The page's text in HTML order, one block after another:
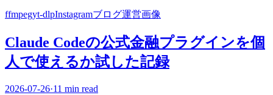
ffmpegyt-dlpInstagramブログ運営画像
Claude Codeの公式金融プラグインを個
人で使えるか試した記録
2026-07-26·11 min read